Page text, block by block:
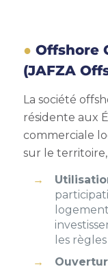
Offshore
(JAFZA
La société
résidente aux
commerciale
sur le territoire,
les